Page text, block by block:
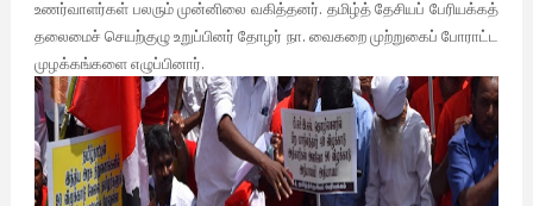
உணர்வாளர்கள் பலரும் முன்னிலை வகித்தனர். தமிழ்த் தேசியப் பேரியக்கத்
தலைமைச் செயற்குழு உறுப்பினர் தோழர் நா. வைகறை முற்றுகைப் போராட்ட
முழக்கங்களை எழுப்பினார்.